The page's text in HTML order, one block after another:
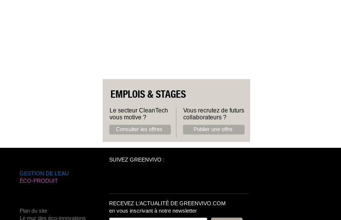
EMPLOIS & STAGES
Le secteur CleanTech
vous motive ?
Consulter les offres
Vous recrutez de futurs
collaborateurs ?
Publier une offre
GESTION DE L’EAU
ÉCO-PRODUIT
Plan du site
Le mur des éco-innovations
SUIVEZ GREENVIVO :
RECEVEZ L'ACTUALITÉ DE GREENVIVO.COM
en vous inscrivant à notre newsletter